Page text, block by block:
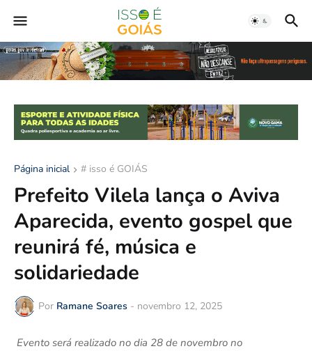
Página inicial # isso é GOIÁS
Prefeito Vilela lança o Aviva
Aparecida, evento gospel que
reunirá fé, música e
solidariedade
Por Ramane Soares - novembro 12, 2025
Evento será realizado no dia 28 de novembro no